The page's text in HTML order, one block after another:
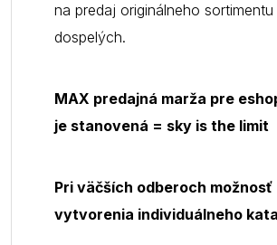
na predaj originálneho
dospelých.
MAX predajná marža pre
je stanovená = sky is the limit
Pri väčších odberoch možnosť
vytvorenia individuálneho